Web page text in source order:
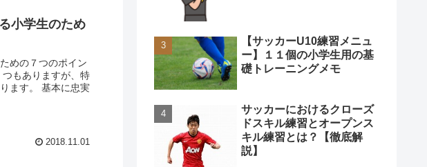
小学生のため
めの７つのポイン
つもありますが、特
ます。 基本に忠実
2018.11.01
【サッカーU10練習メニュ
ー】１１個の小学生用の基
礎トレーニングメモ
サッカーにおけるクローズ
ドスキル練習とオープンス
キル練習とは？【徹底解
説】